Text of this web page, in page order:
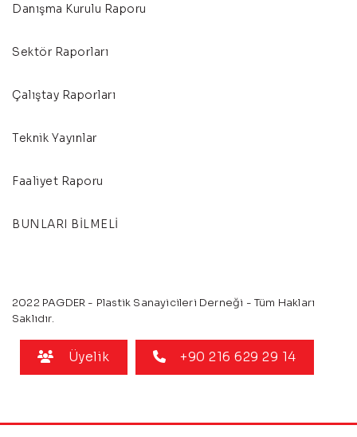
Danışma Kurulu Raporu
Sektör Raporları
Çalıştay Raporları
Teknik Yayınlar
Faaliyet Raporu
BUNLARI BİLMELİ
2022 PAGDER - Plastik Sanayicileri Derneği - Tüm Hakları
Saklıdır.
Üyelik +90 216 629 29 14